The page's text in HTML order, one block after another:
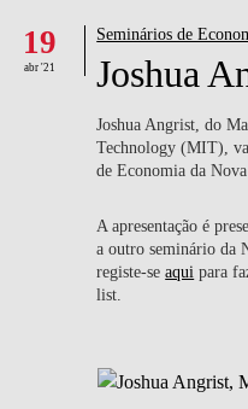
DOCENTES E
COMUNIDADE
LIFE AT NOVA SBE
19
abr '21
Seminários de
Joshua
Joshua Angrist, do
Technology (MIT),
de Economia da Nova
A apresentação é
a outro seminário da
registe-seaqui para
list.